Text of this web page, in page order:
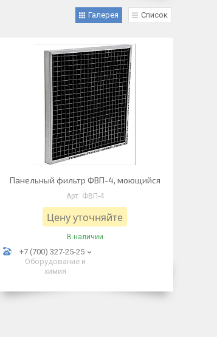
Галерея Список
Панельный фильтр ФВП-4, моющийся
ФВП-4
Цену уточняйте
В наличии
+7 (700) 327-25-25
Оборудование и
химия